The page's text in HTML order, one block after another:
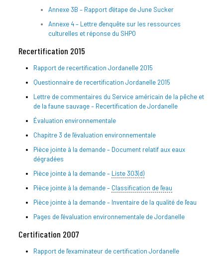
Annexe 3B – Rapport d'étape de June Sucker
Annexe 4 – Lettre d'enquête sur les ressources
culturelles et réponse du SHPO
Recertification 2015
Rapport de recertification Jordanelle 2015
Questionnaire de recertification Jordanelle 2015
Lettre de commentaires du Service américain de la pêche et
de la faune sauvage – Recertification de Jordanelle
Évaluation environnementale
Chapitre 3 de l'évaluation environnementale
Pièce jointe à la demande – Document relatif aux eaux
dégradées
Pièce jointe à la demande – Liste 303(d)
Pièce jointe à la demande – Classification de l'eau
Pièce jointe à la demande – Inventaire de la qualité de l'eau
Pages de l'évaluation environnementale de Jordanelle
Certification 2007
Rapport de l'examinateur de certification Jordanelle